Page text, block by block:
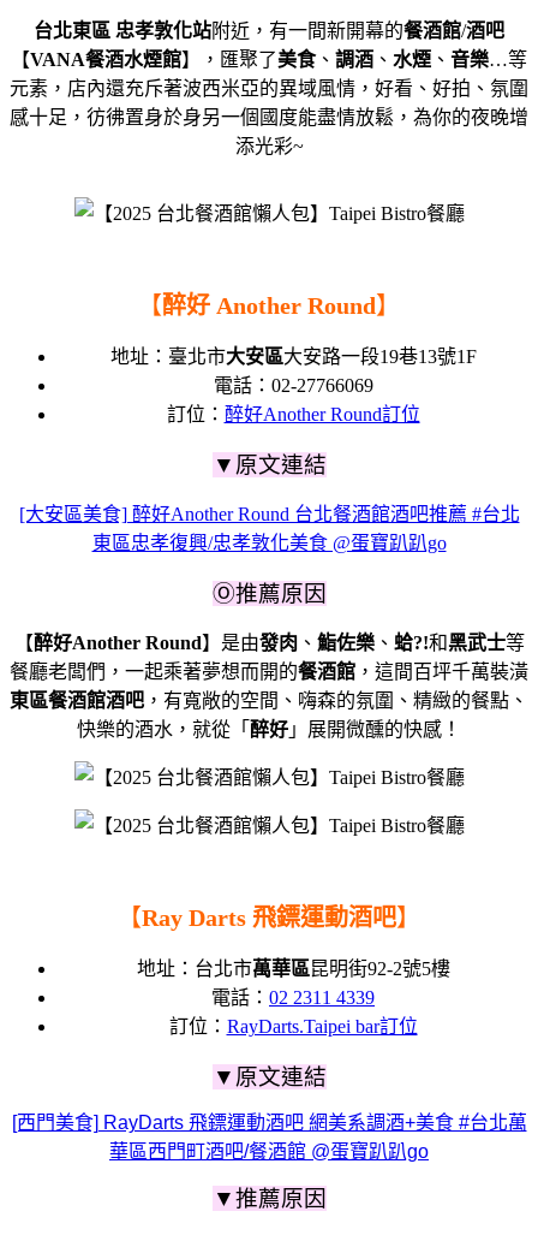
台北東區 忠孝敦化站附近，有一間新開幕的餐酒館/酒吧
【VANA餐酒水煙館】， 匯聚了美食、 調酒 、 水煙 、 音樂…等
元素， 店內還充斥著波西米亞的異域風情， 好看、好拍、氛圍
感十足， 彷彿置身於身另一個國度能盡情放鬆， 為你的夜晚增
添光彩~
【醉好 Another Round】
地址：臺北市大安區大安路一段19巷13號1F
電話： 02-27766069
訂位： 醉好Another Round訂位
▼原文連結
[大安區美食] 醉好Another Round 台北餐酒館酒吧推薦 #台北
東區忠孝復興/忠孝敦化美食 @蛋寶趴趴go
Ⓞ推薦原因
【醉好Another Round】 是由發肉 、 鮨佐樂、 蛤?!和黑武士等
餐廳老闆們， 一起乘著夢想而開的餐酒館 ， 這間百坪千萬裝潢
東區餐酒館酒吧 ，有寬敞的空間、嗨森的氛圍、 精緻的餐點、
快樂的酒水， 就從「 醉好 」展開微醺的快感！
【Ray Darts 飛鏢運動酒吧】
地址： 台北市萬華區昆明街92-2號5樓
電話： 02 2311 4339
訂位： RayDarts.Taipei bar訂位
▼原文連結
[西門美食] RayDarts 飛鏢運動酒吧 網美系調酒+美食 #台北萬
華區西門町酒吧/餐酒館 @蛋寶趴趴go
▼推薦原因